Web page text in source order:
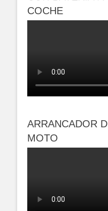
COCHE
ARRANCADOR
MOTO